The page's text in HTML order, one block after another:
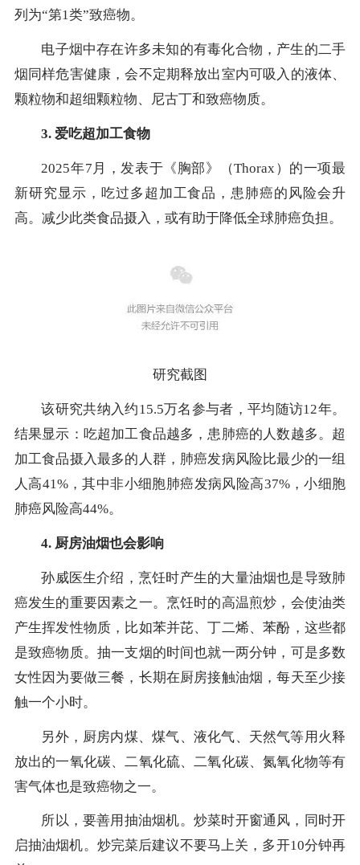
列为“第1类”致癌物。
电子烟中存在许多未知的有毒化合物，产生的二手
烟同样危害健康，会不定期释放出室内可吸入的液体、
颗粒物和超细颗粒物、尼古丁和致癌物质。
3. 爱吃超加工食物
2025年7月，发表于《胸部》（Thorax）的一项最
新研究显示，吃过多超加工食品，患肺癌的风险会升
高。减少此类食品摄入，或有助于降低全球肺癌负担。
研究截图
该研究共纳入约15.5万名参与者，平均随访12年。
结果显示：吃超加工食品越多，患肺癌的人数越多。超
加工食品摄入最多的人群，肺癌发病风险比最少的一组
人高41%，其中非小细胞肺癌发病风险高37%，小细胞
肺癌风险高44%。
4. 厨房油烟也会影响
孙威医生介绍，烹饪时产生的大量油烟也是导致肺
癌发生的重要因素之一。烹饪时的高温煎炒，会使油类
产生挥发性物质，比如苯并芘、丁二烯、苯酚，这些都
是致癌物质。抽一支烟的时间也就一两分钟，可是多数
女性因为要做三餐，长期在厨房接触油烟，每天至少接
触一个小时。
另外，厨房内煤、煤气、液化气、天然气等用火释
放出的一氧化碳、二氧化硫、二氧化碳、氮氧化物等有
害气体也是致癌物之一。
所以，要善用抽油烟机。炒菜时开窗通风，同时开
启抽油烟机。炒完菜后建议不要马上关，多开10分钟再